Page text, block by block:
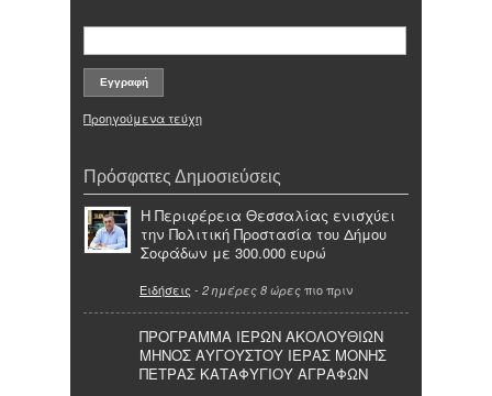
Προηγούμενα τεύχη
Πρόσφατες Δημοσιεύσεις
Η Περιφέρεια Θεσσαλίας ενισχύει
την Πολιτική Προστασία του Δήμου
Σοφάδων με 300.000 ευρώ
Ειδήσεις - 2 ημέρες 8 ώρες πιο πριν
ΠΡΟΓΡΑΜΜΑ ΙΕΡΩΝ ΑΚΟΛΟΥΘΙΩΝ
ΜΗΝΟΣ ΑΥΓΟΥΣΤΟΥ ΙΕΡΑΣ ΜΟΝΗΣ
ΠΕΤΡΑΣ ΚΑΤΑΦΥΓΙΟΥ ΑΓΡΑΦΩΝ